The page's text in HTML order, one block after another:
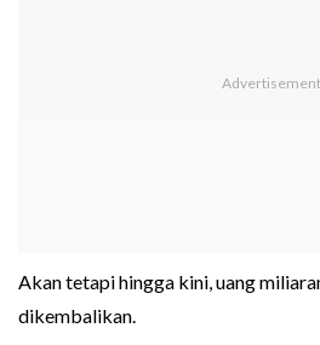
Akan tetapi hingga kini, uang
dikembalikan.